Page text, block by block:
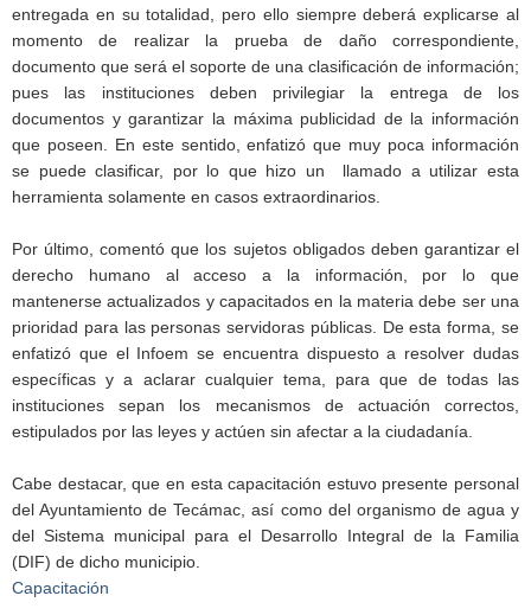
entregada en su totalidad, pero ello siempre deberá explicarse al
momento de realizar la prueba de daño correspondiente,
documento que será el soporte de una clasificación de información;
pues las instituciones deben privilegiar la entrega de los
documentos y garantizar la máxima publicidad de la información
que poseen. En este sentido, enfatizó que muy poca información
se puede clasificar, por lo que hizo un llamado a utilizar esta
herramienta solamente en casos extraordinarios.
Por último, comentó que los sujetos obligados deben garantizar el
derecho humano al acceso a la información, por lo que
mantenerse actualizados y capacitados en la materia debe ser una
prioridad para las personas servidoras públicas. De esta forma, se
enfatizó que el Infoem se encuentra dispuesto a resolver dudas
específicas y a aclarar cualquier tema, para que de todas las
instituciones sepan los mecanismos de actuación correctos,
estipulados por las leyes y actúen sin afectar a la ciudadanía.
Cabe destacar, que en esta capacitación estuvo presente personal
del Ayuntamiento de Tecámac, así como del organismo de agua y
del Sistema municipal para el Desarrollo Integral de la Familia
(DIF) de dicho municipio.
Capacitación